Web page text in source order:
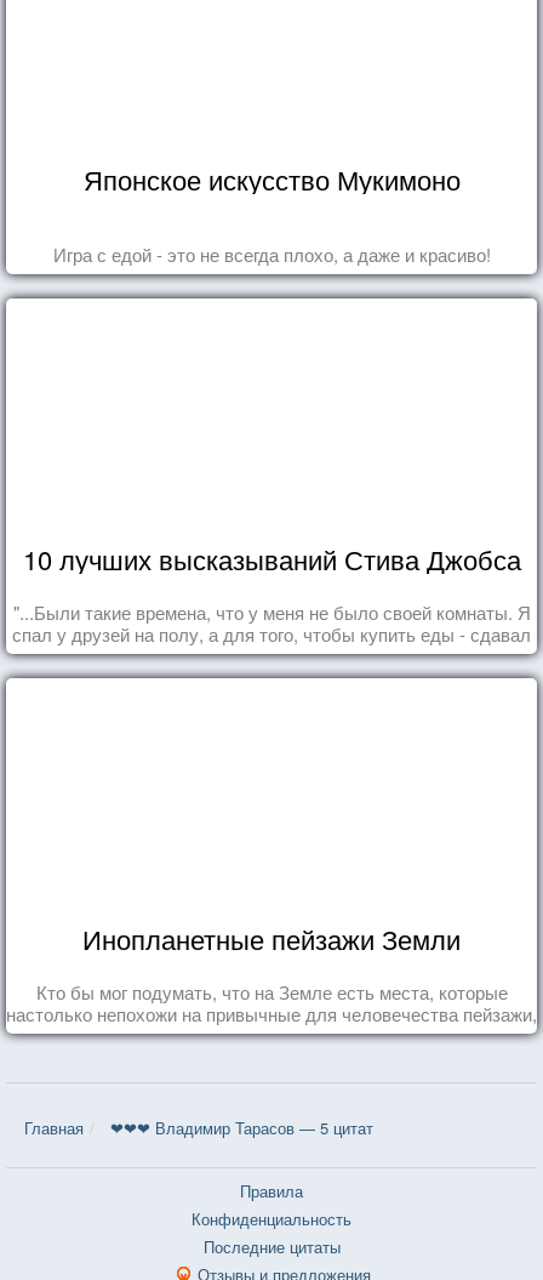
Японское искусство Мукимоно
Игра с едой - это не всегда плохо, а даже и красиво!
10 лучших высказываний Стива Джобса
"...Были такие времена, что у меня не было своей комнаты. Я
спал у друзей на полу, а для того, чтобы купить еды - сдавал
бутылки из под кока-колы"
Инопланетные пейзажи Земли
Кто бы мог подумать, что на Земле есть места, которые
настолько непохожи на привычные для человечества пейзажи,
что кажутся и вовсе инопланетными!
Главная ❤❤❤ Владимир Тарасов — 5 цитат
Правила
Конфиденциальность
Последние цитаты
Отзывы и предложения